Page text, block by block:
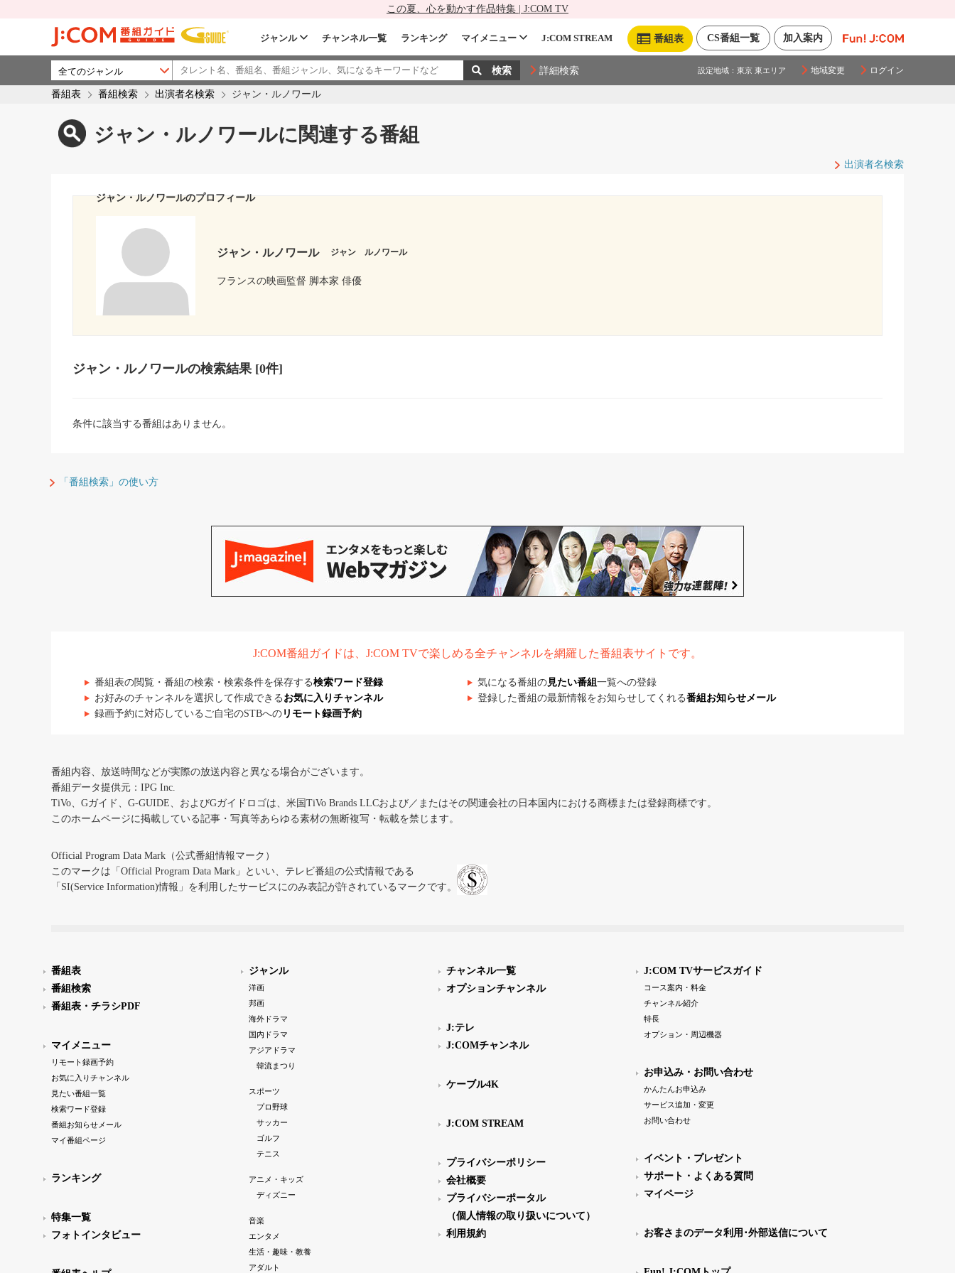
この夏、心を動かす作品特集 | J:COM TV
加入案内
CS番組一覧
番組表
ジャンル チャンネル一覧 ランキング マイメニュー J:COM STREAM
詳細検索 設定地域： 東京 東エリア 地域変更 ログイン
番組表 番組検索 出演者名検索 ジャン・ルノワール
ジャン・ルノワールに関連する番組
出演者名検索
ジャン・ルノワールのプロフィール
ジャン・ルノワール ジャン ルノワール
フランスの映画監督 脚本家 俳優
ジャン・ルノワールの検索結果[0件]
条件に該当する番組はありません。
「番組検索」の使い方
J:COM番組ガイドは、J:COM TVで楽しめる全チャンネルを網羅した番組表サイトです。
番組表の閲覧・番組の検索・検索条件を保存する検索ワード登録 気になる番組の見たい番組 一覧への登録
お好みのチャンネルを選択して作成できる お気に入りチャンネル 登録した番組の最新情報をお知らせしてくれる番組お知らせメール
録画予約に対応しているご自宅のSTBへの リモート録画予約
番組内容、放送時間などが実際の放送内容と異なる場合がございます。
番組データ提供元：IPG Inc.
TiVo、Gガイド、G-GUIDE、およびGガイドロゴは、米国TiVo Brands LLCおよび／またはその関連会社の日本国内における商標または登録商標です。
このホームページに掲載している記事・写真等あらゆる素材の無断複写・転載を禁じます。
Official Program Data Mark（公式番組情報マーク）
このマークは「Official Program Data Mark」といい、テレビ番組の公式情報である
「SI(Service Information)情報」を利用したサービスにのみ表記が許されているマークです。
番組表
番組検索
番組表・チラシPDF
マイメニュー
リモート録画予約
お気に入りチャンネル
見たい番組一覧
検索ワード登録
番組お知らせメール
マイ番組ページ
ランキング
特集一覧
フォトインタビュー
ジャンル
洋画
邦画
海外ドラマ
国内ドラマ
アジアドラマ
韓流まつり
スポーツ
プロ野球
サッカー
ゴルフ
テニス
アニメ・キッズ
ディズニー
音楽
エンタメ
生活・趣味・教養
アダルト
チャンネル一覧
オプションチャンネル
J:テレ
J:COMチャンネル
ケーブル4K
J:COM STREAM
プライバシーポリシー
会社概要
プライバシーポータル
（個人情報の取り扱いについて）
利用規約
J:COM TVサービスガイド
コース案内・料金
チャンネル紹介
特長
オプション・周辺機器
お申込み・お問い合わせ
かんたんお申込み
サービス追加・変更
お問い合わせ
イベント・プレゼント
サポート・よくある質問
マイページ
お客さまのデータ利用･外部送信について